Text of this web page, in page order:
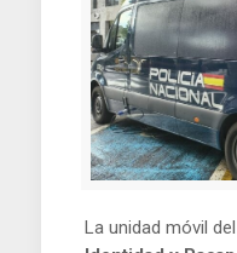
La unidad móvil del